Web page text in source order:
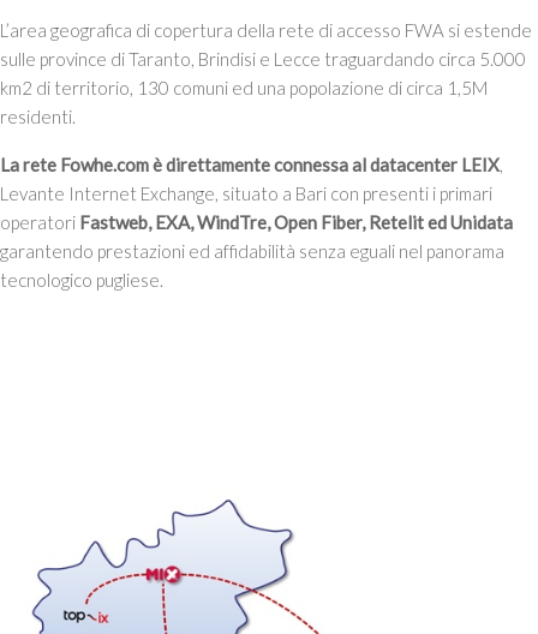
L’area geografica di copertura della rete di accesso FWA si estende
sulle province di Taranto, Brindisi e Lecce traguardando circa 5.000
km2 di territorio, 130 comuni ed una popolazione di circa 1,5M
residenti.
La rete Fowhe.com è direttamente connessa al datacenter LEIX,
Levante Internet Exchange, situato a Bari con presenti i primari
operatori Fastweb, EXA, WindTre, Open Fiber, Retelit ed Unidata
garantendo prestazioni ed affidabilità senza eguali nel panorama
tecnologico pugliese.